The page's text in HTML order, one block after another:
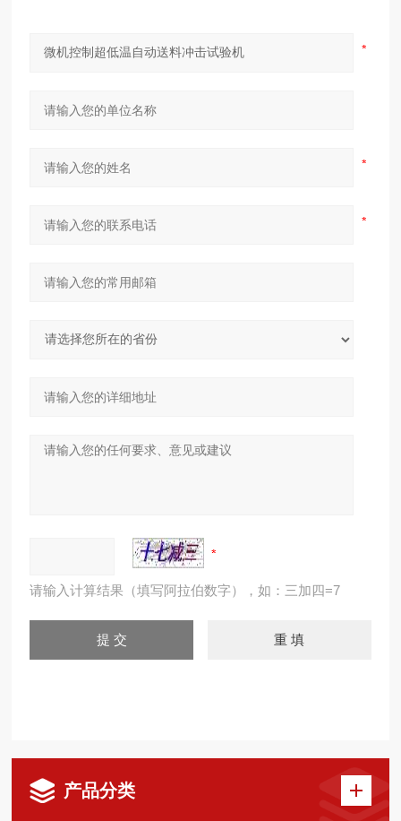
请输入计算结果（填写阿拉伯数字），如：三加四=7
产品分类